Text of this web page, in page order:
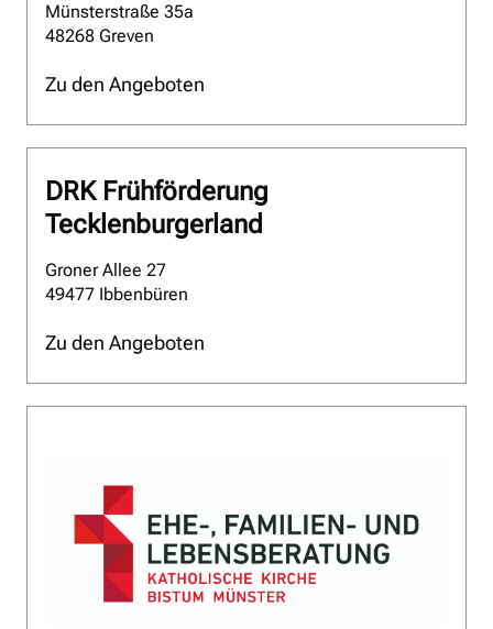
Münsterstraße 35a
48268 Greven
Zu den Angeboten
DRK Frühförderung
Tecklenburgerland
Groner Allee 27
49477 Ibbenbüren
Zu den Angeboten